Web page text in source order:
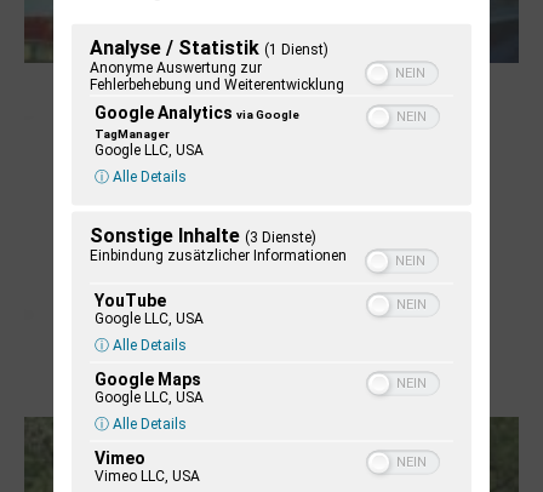
NUKLEUS Kiel
Letj fröögels
Analyse / Statistik (1 Dienst)
Anonyme Auswertung zur
Fehlerbehebung und Weiterentwicklung
Google Analytics via Google
TagManager
Google LLC, USA
ⓘ Alle Details
Sonstige Inhalte (3 Dienste)
Einbindung zusätzlicher Informationen
YouTube
Google LLC, USA
ⓘ Alle Details
Google Maps
Google LLC, USA
ⓘ Alle Details
Vimeo
Vimeo LLC, USA